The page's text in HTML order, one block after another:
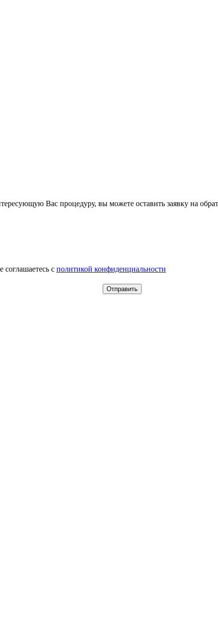
Вас процедуру, вы можете оставить заявку на
соглашаетесь c политикой конфиденциальности